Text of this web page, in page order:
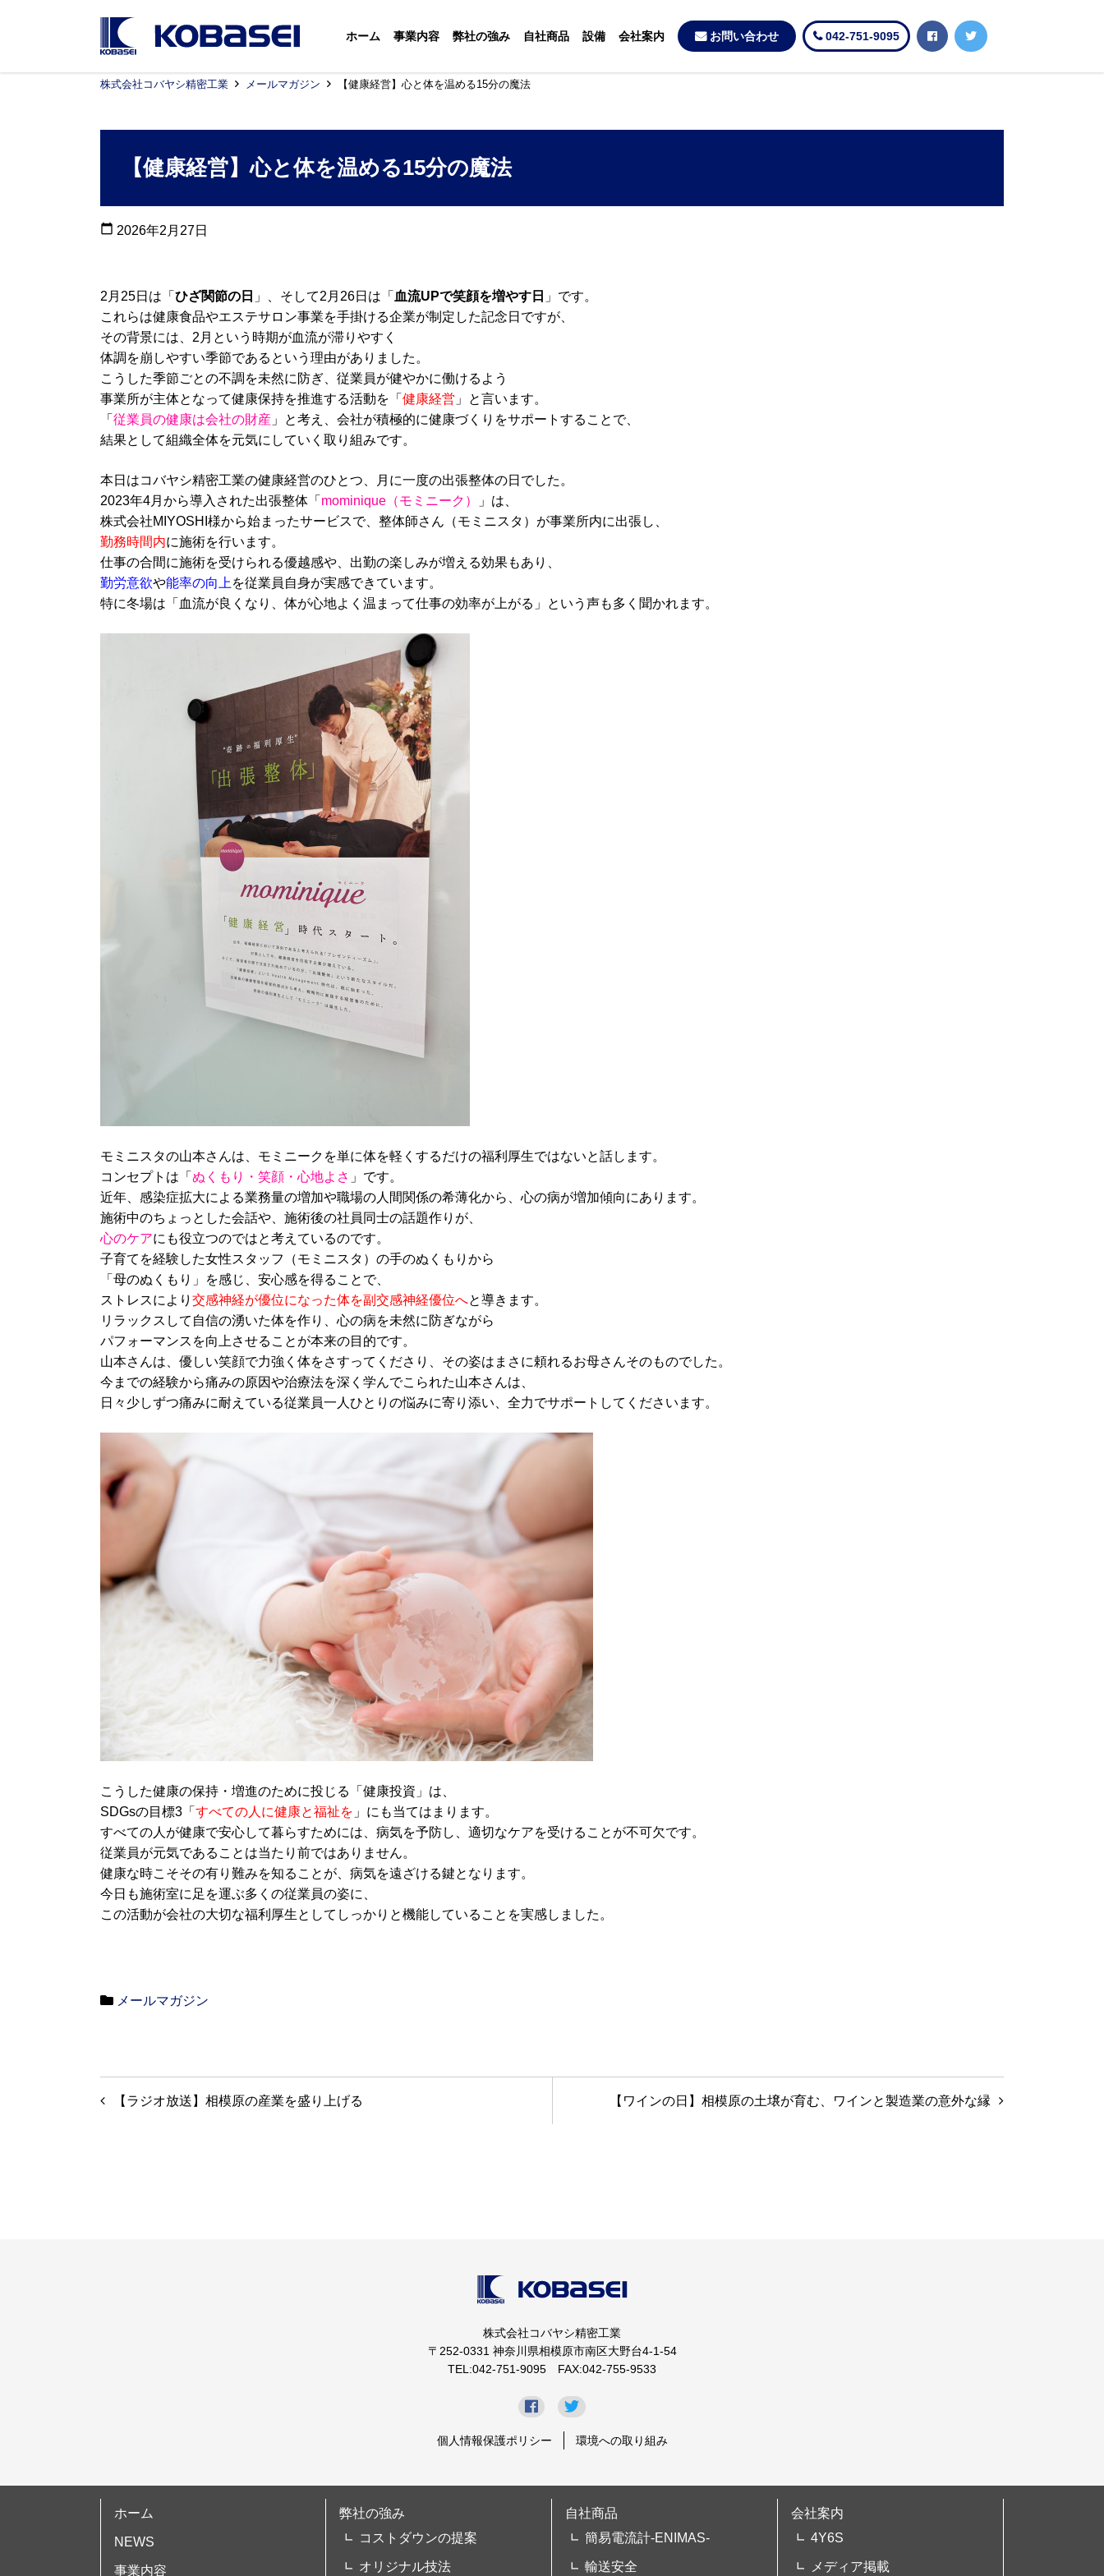
ホーム 事業内容 弊社の強み 自社商品 設備 会社案内 お問い合わせ 042-751-9095
株式会社コバヤシ精密工業 メールマガジン 【健康経営】心と体を温める15分の魔法
【健康経営】心と体を温める15分の魔法
calendar_today 2026年2月27日
2月25日は「 ひざ関節の日 」、そして2月26日は「 血流UPで笑顔を増やす日 」です。
これらは健康食品やエステサロン事業を手掛ける企業が制定した記念日ですが、
その背景には、2月という時期が血流が滞りやすく
体調を崩しやすい季節であるという理由がありました。
こうした季節ごとの不調を未然に防ぎ、従業員が健やかに働けるよう
事業所が主体となって健康保持を推進する活動を「 健康経営 」と言います。
「 従業員の健康は会社の財産 」と考え、会社が積極的に健康づくりをサポートすることで、
結果として組織全体を元気にしていく取り組みです。
本日はコバヤシ精密工業の健康経営のひとつ、月に一度の出張整体の日でした。
2023年4月から導入された出張整体「 mominique（モミニーク）
」は、
株式会社MIYOSHI様から始まったサービスで、整体師さん（モミニスタ）が事業所内に出張し、
勤務時間内に施術を行います。
仕事の合間に施術を受けられる優越感や、出勤の楽しみが増える効果もあり、
勤労意欲や能率の向上を従業員自身が実感できています。
特に冬場は「血流が良くなり、体が心地よく温まって仕事の効率が上がる」という声も多く聞かれます。
モミニスタの山本さんは、モミニークを単に体を軽くするだけの福利厚生ではないと話します。
コンセプトは「 ぬくもり・笑顔・心地よさ 」です。
近年、感染症拡大による業務量の増加や職場の人間関係の希薄化から、心の病が増加傾向にあります。
施術中のちょっとした会話や、施術後の社員同士の話題作りが、
心のケアにも役立つのではと考えているのです。
子育てを経験した女性スタッフ（モミニスタ）の手のぬくもりから
「母のぬくもり」を感じ、安心感を得ることで、
ストレスにより 交感神経が優位になった体を副交感神経優位へと導きます。
リラックスして自信の湧いた体を作り、心の病を未然に防ぎながら
パフォーマンスを向上させることが本来の目的です。
山本さんは、優しい笑顔で力強く体をさすってくださり、その姿はまさに頼れるお母さんそのものでした。
今までの経験から痛みの原因や治療法を深く学んでこられた山本さんは、
日々少しずつ痛みに耐えている従業員一人ひとりの悩みに寄り添い、全力でサポートしてくださいます。
こうした健康の保持・増進のために投じる「健康投資」は、
SDGsの目標3「 すべての人に健康と福祉を 」にも当てはまります。
すべての人が健康で安心して暮らすためには、病気を予防し、適切なケアを受けることが不可欠です。
従業員が元気であることは当たり前ではありません。
健康な時こそその有り難みを知ることが、病気を遠ざける鍵となります。
今日も施術室に足を運ぶ多くの従業員の姿に、
この活動が会社の大切な福利厚生としてしっかりと機能していることを実感しました。
メールマガジン
投
【ワインの日】相模原の土壌が育む、ワインと製造業の意外な縁
【ラジオ放送】相模原の産業を盛り上げる
株式会社コバヤシ精密工業
〒252-0331 神奈川県相模原市南区大野台4-1-54
TEL:042-751-9095 FAX:042-755-9533
個人情報保護ポリシー 環境への取り組み
ホーム
NEWS
事業内容
弊社の強み
コストダウンの提案
オリジナル技法
自社商品
簡易電流計-ENIMAS-
輸送安全
会社案内
4Y6S
メディア掲載